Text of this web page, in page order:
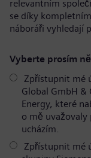
relevantním
se díky
náboráři vyhledají
Vyberte prosím
Zpřístupnit mé
Global GmbH &
Energy, které
o mě uvažovaly
ucházím.
Zpřístupnit mé